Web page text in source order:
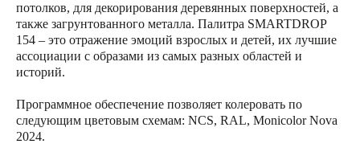
потолков, для декорирования деревянных поверхностей, а
также загрунтованного металла. Палитра SMARTDROP
154 – это отражение эмоций взрослых и детей, их лучшие
ассоциации с образами из самых разных областей и
историй.
Программное обеспечение позволяет колеровать по
следующим цветовым схемам: NCS, RAL, Monicolor Nova
2024.